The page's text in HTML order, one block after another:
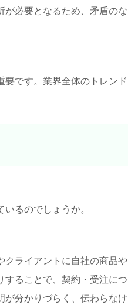
が必要となるため、矛盾のな
です。業界全体のトレンド
るのでしょうか。
クライアントに自社の商品や
ることで、契約・受注につ
分かりづらく、伝わらなけ